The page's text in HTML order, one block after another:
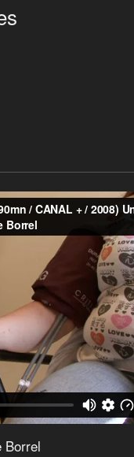
un cocktail toxique
du gaspillage
Borrel